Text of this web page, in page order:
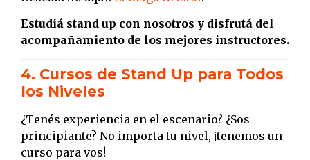
Estudiá stand up con nosotros y disfrutá del
acompañamiento de los mejores instructores.
4. Cursos de Stand Up para Todos
los Niveles
¿Tenés experiencia en el escenario? ¿Sos
principiante? No importa tu nivel, ¡tenemos un
curso para vos!